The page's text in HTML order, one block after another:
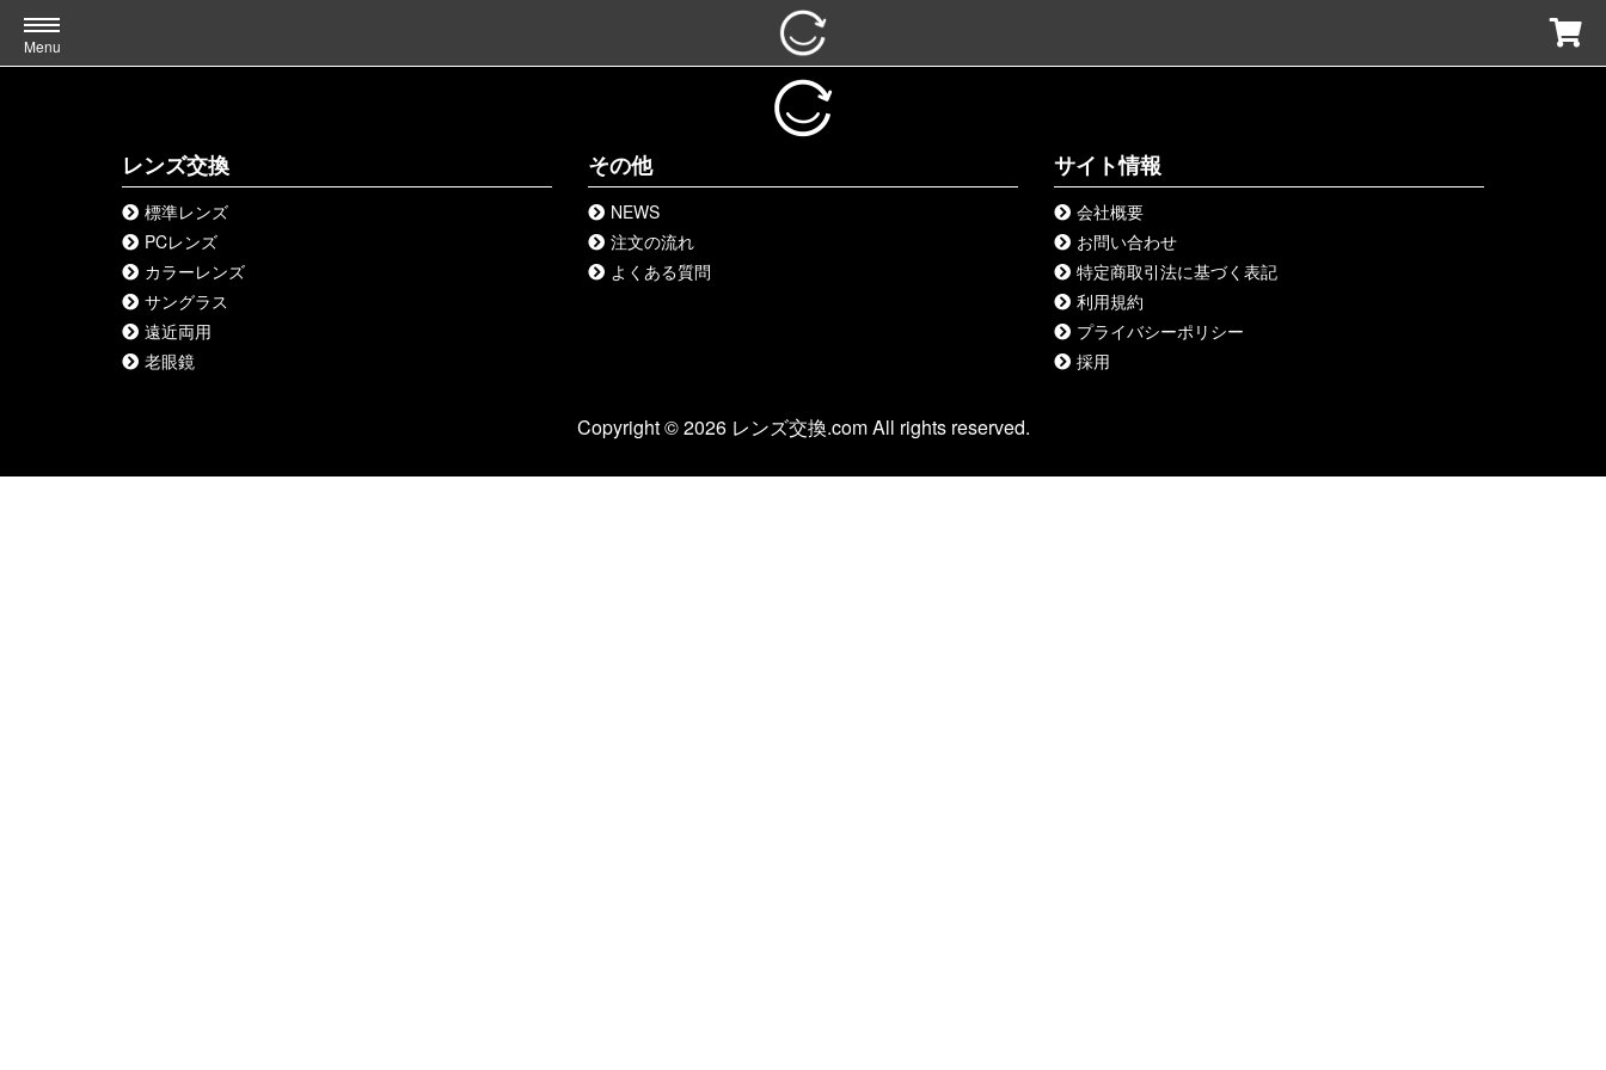
Menu
レンズ交換
標準レンズ
PCレンズ
カラーレンズ
サングラス
遠近両用
老眼鏡
その他
NEWS
注文の流れ
よくある質問
サイト情報
会社概要
お問い合わせ
特定商取引法に基づく表記
利用規約
プライバシーポリシー
採用
Copyright © 2026 レンズ交換.com All rights reserved.